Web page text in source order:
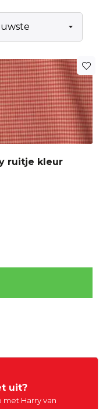
ruitje kleur
uit?
Harry van